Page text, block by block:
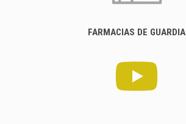
FARMACIAS DE GUARDIA